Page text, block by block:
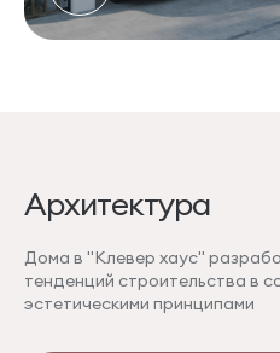
Архитектура
Дома в "Клевер хаус"
тенденций строительства в
эстетическими принципами